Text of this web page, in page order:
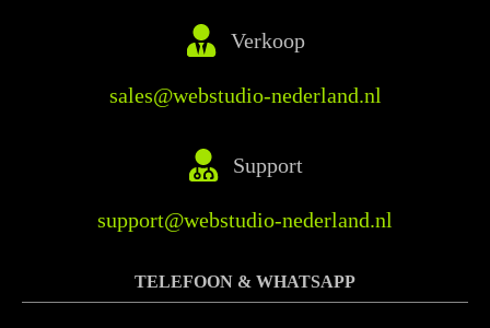
Verkoop
sales@webstudio-nederland.nl
Support
support@webstudio-nederland.nl
TELEFOON & WHATSAPP